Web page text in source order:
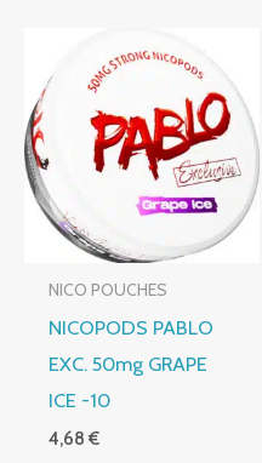
NICO POUCHES
NICOPODS PABLO
EXC. 50mg GRAPE
ICE -10
4,68€